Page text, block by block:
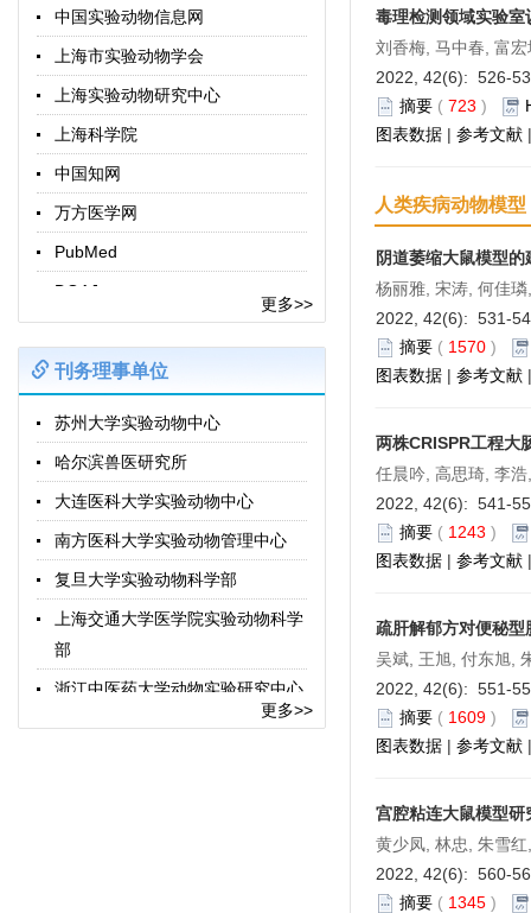
中国实验动物信息网
上海市实验动物学会
上海实验动物研究中心
上海科学院
中国知网
万方医学网
PubMed
DOAJ
Comparative Medicine
中国实验动物学报
中国比较医学杂志
中国图书馆分类法
术语在线
更多>>
刊务理事单位
苏州大学实验动物中心
哈尔滨兽医研究所
大连医科大学实验动物中心
南方医科大学实验动物管理中心
复旦大学实验动物科学部
上海交通大学医学院实验动物科学
部
浙江中医药大学动物实验研究中心
广东省医学实验动物中心
更多>>
毒理检测领域实验
刘香梅, 马中春, 富
2022, 42(6): 526-
摘要 ( 723 )
图表数据 | 参考文献
人类疾病动物模型
阴道萎缩大鼠模型
杨丽雅, 宋涛, 何佳
2022, 42(6): 531-
摘要 ( 1570 )
图表数据 | 参考文献
两株CRISPR工程大
任晨吟, 高思琦, 李
2022, 42(6): 541-
摘要 ( 1243 )
图表数据 | 参考文献
疏肝解郁方对便秘
吴斌, 王旭, 付东旭,
2022, 42(6): 551-
摘要 ( 1609 )
图表数据 | 参考文献
宫腔粘连大鼠模型研
黄少凤, 林忠, 朱雪
2022, 42(6): 560-
摘要 ( 1345 )